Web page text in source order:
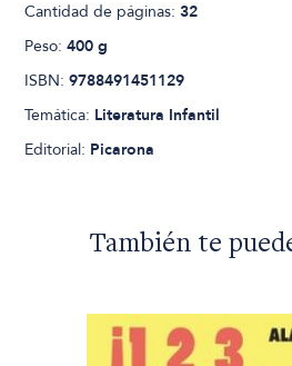
Cantidad de páginas:32
Peso:400 g
ISBN:9788491451129
Temática: Literatura Infantil
Editorial: Picarona
También te